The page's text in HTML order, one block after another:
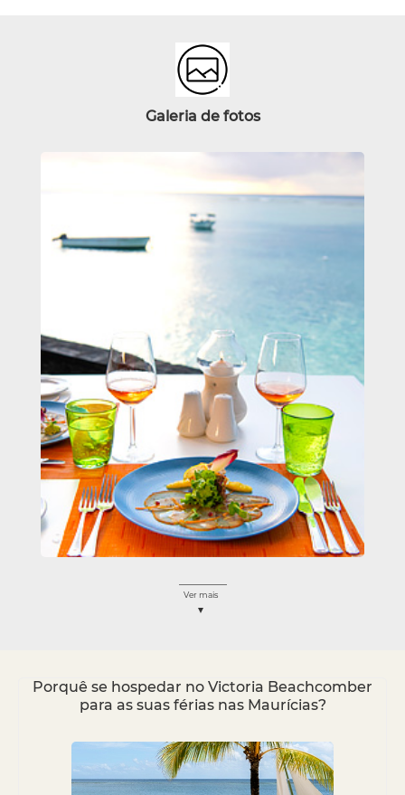
Galeria de fotos
Ver mais
Porquê se hospedar no Victoria Beachcomber
para as suas férias nas Maurícias?